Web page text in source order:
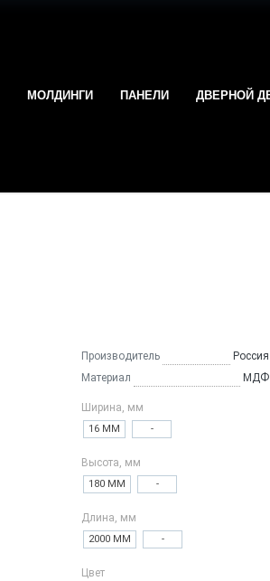
МОЛДИНГИ ПАНЕЛИ ДВЕРНОЙ
Производитель
Россия
Материал
МДФ
Ширина, мм
16 ММ -
Высота, мм
180 ММ -
Длина, мм
2000 ММ -
Цвет